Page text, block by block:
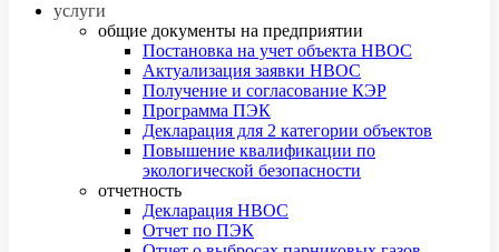
услуги
общие документы на предприятии
Постановка на учет объекта НВОС
Актуализация заявки НВОС
Получение и согласование КЭР
Программа ПЭК
Декларация для 2 категории объектов
Повышение квалификации по
экологической безопасности
отчетность
Декларация НВОС
Отчет по ПЭК